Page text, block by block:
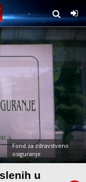
Fond za zdravstveno
osiguranje
u